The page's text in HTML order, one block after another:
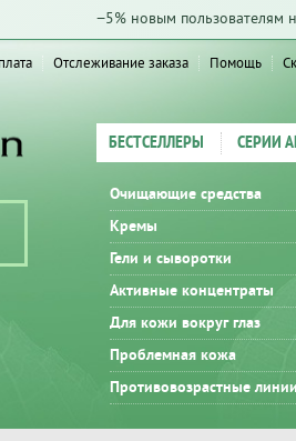
−5% новым пользователям
Отслеживание заказа Помощь
БЕСТСЕЛЛЕРЫ СЕРИИ
Очищающие средства
Кремы
Гели и сыворотки
Активные концентраты
Для кожи вокруг глаз
Проблемная кожа
Противовозрастные линии